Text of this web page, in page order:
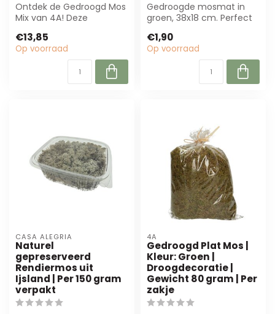
Ontdek de Gedroogd Mos
Mix van 4A! Deze
kleuren zijn perfe...
€13,85
Op voorraad
Gedroogde mosmat in
groen, 38x18 cm. Perfect
decorateurs. Ond...
€1,90
Op voorraad
CASA ALEGRIA
Naturel
gepreserveerd
Rendiermos uit
Ijsland | Per 150 gram
verpakt
4A
Gedroogd Plat Mos |
Kleur: Groen |
Droogdecoratie |
Gewicht 80 gram | Per
zakje